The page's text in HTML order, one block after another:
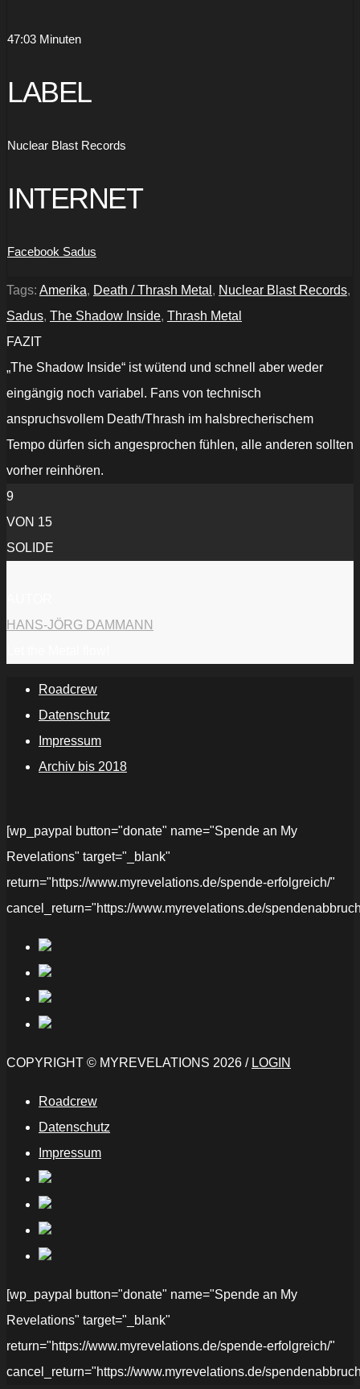
47:03 Minuten
LABEL
Nuclear Blast Records
INTERNET
Facebook Sadus
Tags: Amerika, Death / Thrash Metal , Nuclear Blast Records,
Sadus, The Shadow Inside, Thrash Metal
FAZIT
„The Shadow Inside“ ist wütend und schnell aber weder
eingängig noch variabel. Fans von technisch
anspruchsvollem Death/Thrash im halsbrecherischem
Tempo dürfen sich angesprochen fühlen, alle anderen sollten
vorher reinhören.
9
VON 15
SOLIDE
HANS-JÖRG DAMMANN
Roadcrew
Datenschutz
Impressum
Archiv bis 2018
[wp_paypal button="donate" name="Spende an My
Revelations" target="_blank"
return="https://www.myrevelations.de/spende-erfolgreich/"
cancel_return="https://www.myrevelations.de/
COPYRIGHT © MYREVELATIONS 2026 / LOGIN
Roadcrew
Datenschutz
Impressum
[wp_paypal button="donate" name="Spende an My
Revelations" target="_blank"
return="https://www.myrevelations.de/spende-erfolgreich/"
cancel_return="https://www.myrevelations.de/